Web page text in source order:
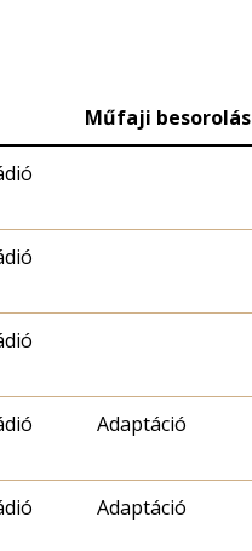
Műfaji besorolás
Adaptáció
Adaptáció